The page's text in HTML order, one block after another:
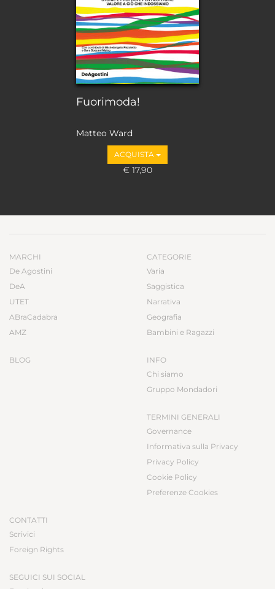
Fuorimoda!
Matteo Ward
ACQUISTA
€ 17,90
MARCHI
De Agostini
DeA
UTET
ABraCadabra
AMZ
BLOG
CATEGORIE
Varia
Saggistica
Narrativa
Geografia
Bambini e Ragazzi
INFO
Chi siamo
Gruppo Mondadori
TERMINI GENERALI
Governance
Informativa sulla Privacy
Privacy Policy
Cookie Policy
Preferenze Cookies
CONTATTI
Scrivici
Foreign Rights
SEGUICI SUI SOCIAL